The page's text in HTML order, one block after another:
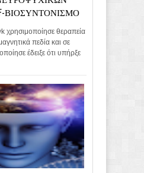
ΒΙΟΣΥΝΤΟΝΙΣΜΟ
θεραπεία
πεδία και σε
έδειξε ότι υπήρξε